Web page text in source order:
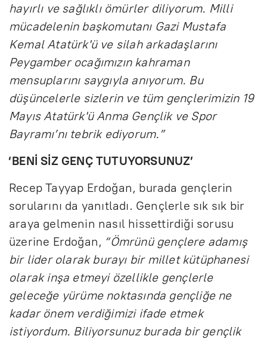
hayırlı ve sağlıklı ömürler diliyorum. Milli
mücadelenin başkomutanı Gazi Mustafa
Kemal Atatürk'ü ve silah arkadaşlarını
Peygamber ocağımızın kahraman
mensuplarını saygıyla anıyorum. Bu
düşüncelerle sizlerin ve tüm gençlerimizin 19
Mayıs Atatürk'ü Anma Gençlik ve Spor
Bayramı’nı tebrik ediyorum.”
‘BENİ SİZ GENÇ TUTUYORSUNUZ’
Recep Tayyap Erdoğan, burada gençlerin
sorularını da yanıtladı. Gençlerle sık sık bir
araya gelmenin nasıl hissettirdiği sorusu
üzerine Erdoğan, “Ömrünü gençlere adamış
bir lider olarak burayı bir millet kütüphanesi
olarak inşa etmeyi özellikle gençlerle
geleceğe yürüme noktasında gençliğe ne
kadar önem verdiğimizi ifade etmek
istiyordum. Biliyorsunuz burada bir gençlik